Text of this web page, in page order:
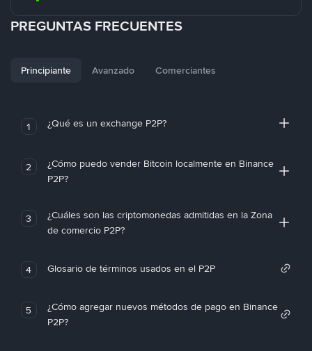
PREGUNTAS FRECUENTES
Principiante Avanzado Comerciantes
1 ¿Qué es un exchange P2P?
2
¿Cómo puedo vender Bitcoin localmente en Binance
P2P?
3
¿Cuáles son las criptomonedas admitidas en la Zona
de comercio P2P?
4 Glosario de términos usados en el P2P
5
¿Cómo agregar nuevos métodos de pago en Binance
P2P?